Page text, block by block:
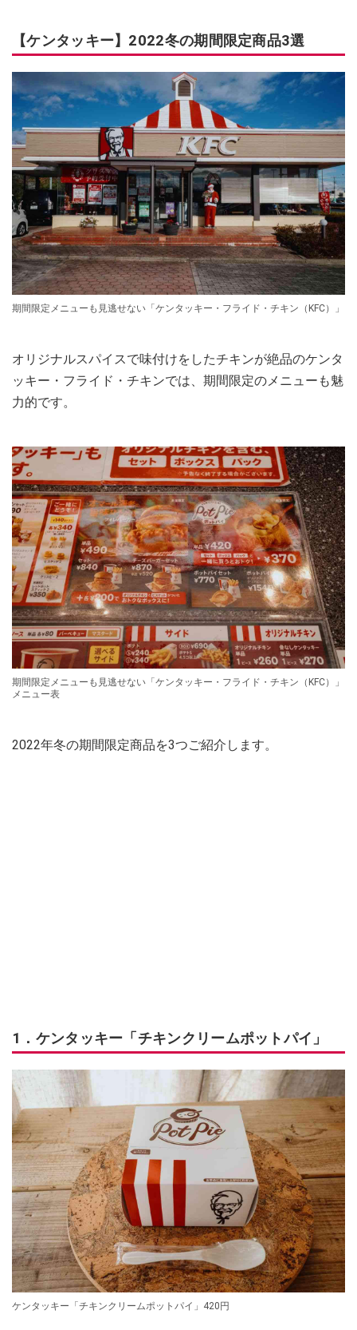
【ケンタッキー】2022冬の期間限定商品3選
期間限定メニューも見逃せない「ケンタッキー・フライド・チキン（KFC）」
オリジナルスパイスで味付けをしたチキンが絶品のケンタ
ッキー・フライド・チキンでは、期間限定のメニューも魅
力的です。
期間限定メニューも見逃せない「ケンタッキー・フライド・チキン（KFC）」
メニュー表
2022年冬の期間限定商品を3つご紹介します。
1．ケンタッキー「チキンクリームポットパイ」
ケンタッキー「チキンクリームポットパイ」420円